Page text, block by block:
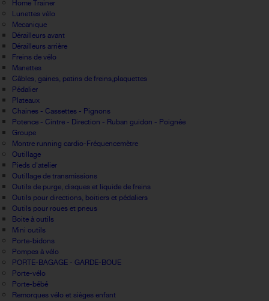
Home Trainer
Lunettes vélo
Mecanique
Dérailleurs avant
Dérailleurs arrière
Freins de vélo
Manettes
Câbles, gaines, patins de freins,plaquettes
Pédalier
Plateaux
Chaines - Cassettes - Pignons
Potence - Cintre - Direction - Ruban guidon - Poignée
Groupe
Montre running cardio-Fréquencemètre
Outillage
Pieds d'atelier
Outillage de transmissions
Outils de purge, disques et liquide de freins
Outils pour directions, boitiers et pédaliers
Outils pour roues et pneus
Boite à outils
Mini outils
Porte-bidons
Pompes à vélo
PORTE-BAGAGE - GARDE-BOUE
Porte-vélo
Porte-bébé
Remorques vélo et sièges enfant